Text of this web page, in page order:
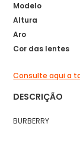
Modelo
Altura
Aro
Cor das lentes
Consulte aqui a
DESCRIÇÃO
BURBERRY